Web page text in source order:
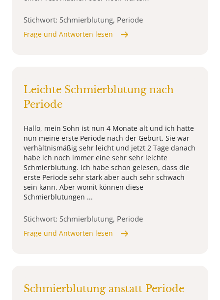
Stichwort: Schmierblutung, Periode
Frage und Antworten lesen
Leichte Schmierblutung nach
Periode
Hallo, mein Sohn ist nun 4 Monate alt und ich hatte
nun meine erste Periode nach der Geburt. Sie war
verhältnismäßig sehr leicht und jetzt 2 Tage danach
habe ich noch immer eine sehr sehr leichte
Schmierblutung. Ich habe schon gelesen, dass die
erste Periode sehr stark aber auch sehr schwach
sein kann. Aber womit können diese
Schmierblutungen ...
Stichwort: Schmierblutung, Periode
Frage und Antworten lesen
Schmierblutung anstatt Periode